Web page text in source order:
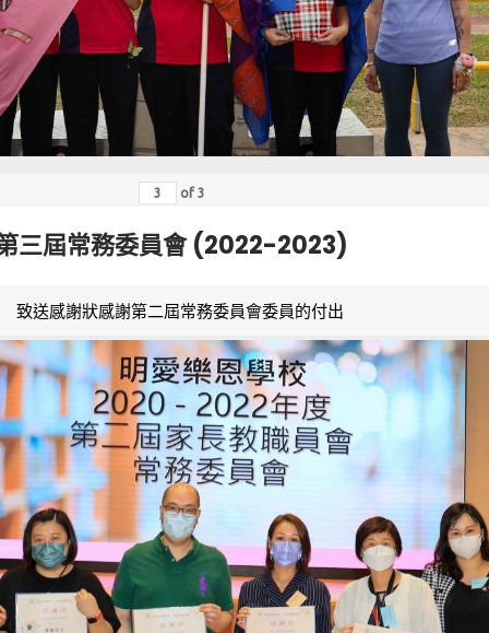
of 3
三屆常務委員會 (2022-2023)
致送感謝狀感謝第二屆常務委員會委員的付出